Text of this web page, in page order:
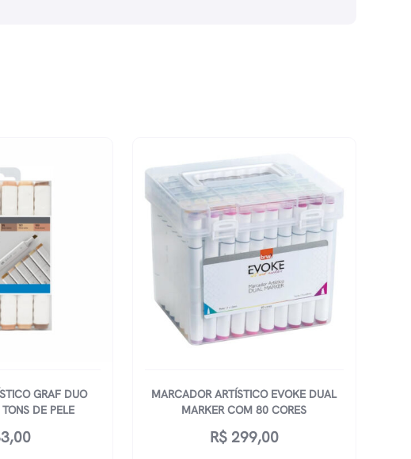
GRAF DUO
DE PELE
MARCADOR ARTÍSTICO EVOKE DUAL
MARKER COM 80 CORES
R$299,00